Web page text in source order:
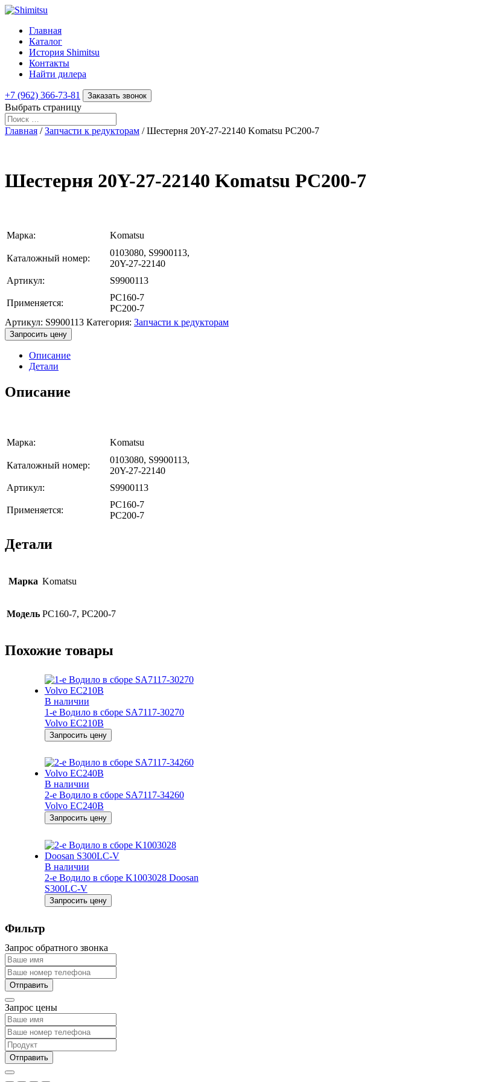
Главная
Каталог
История Shimitsu
Контакты
Найти дилера
+7 (962) 366-73-81 Заказать звонок
Выбрать страницу
Главная /Запчасти к редукторам / Шестерня 20Y-27-22140 Komatsu PC200-7
Шестерня 20Y-27-22140 Komatsu PC200-7
Марка: Komatsu
Каталожный номер:
0103080, S9900113,
20Y-27-22140
Артикул:
S9900113
Применяется:
PC160-7
PC200-7
Артикул: S9900113 Категория: Запчасти к редукторам
Запросить цену
Описание
Детали
Описание
Марка: Komatsu
Каталожный номер:
0103080, S9900113,
20Y-27-22140
Артикул:
S9900113
Применяется:
PC160-7
PC200-7
Детали
Марка Komatsu
Модель PC160-7, PC200-7
Похожие товары
В наличии
1-е Водило в сборе SA7117-30270
Volvo ЕС210B
Запросить цену
В наличии
2-е Водило в сборе SA7117-34260
Volvo EC240B
Запросить цену
В наличии
2-е Водило в сборе K1003028 Doosan
S300LC-V
Запросить цену
Фильтр
Запрос обратного звонка
Запрос цены